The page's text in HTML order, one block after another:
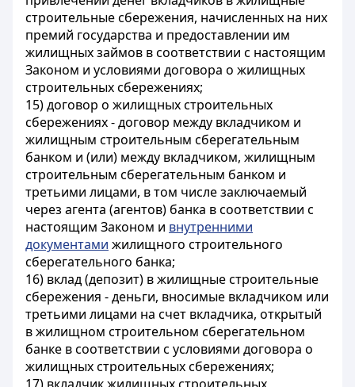
строительные сбережения, начисленных на них
премий государства и предоставлении им
жилищных займов в соответствии с настоящим
Законом и условиями договора о жилищных
строительных сбережениях;
15) договор о жилищных строительных
сбережениях - договор между вкладчиком и
жилищным строительным сберегательным
банком и (или) между вкладчиком, жилищным
строительным сберегательным банком и
третьими лицами, в том числе заключаемый
через агента (агентов) банка в соответствии с
настоящим Законом и внутренними
документами жилищного строительного
сберегательного банка;
16) вклад (депозит) в жилищные строительные
сбережения - деньги, вносимые вкладчиком или
третьими лицами на счет вкладчика, открытый
в жилищном строительном сберегательном
банке в соответствии с условиями договора о
жилищных строительных сбережениях;